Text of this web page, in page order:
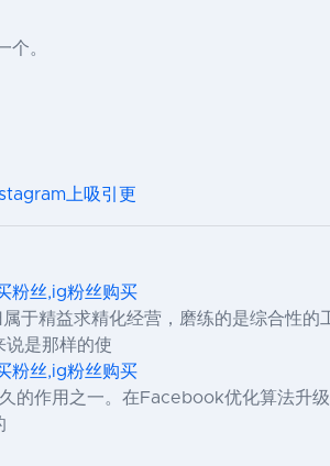
个。
上吸引更
粉丝,ig粉丝购买
于精益求精化经营，磨练的是综合性的工
说是那样的使
粉丝,ig粉丝购买
的作用之一。在Facebook优化算法升级